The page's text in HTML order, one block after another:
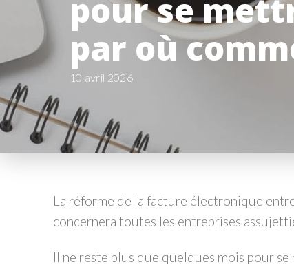
pour se
par où
10 avril 2026
La réforme de la facture électronique
concernera toutes les entreprises
Il ne reste plus que quelques mois pour